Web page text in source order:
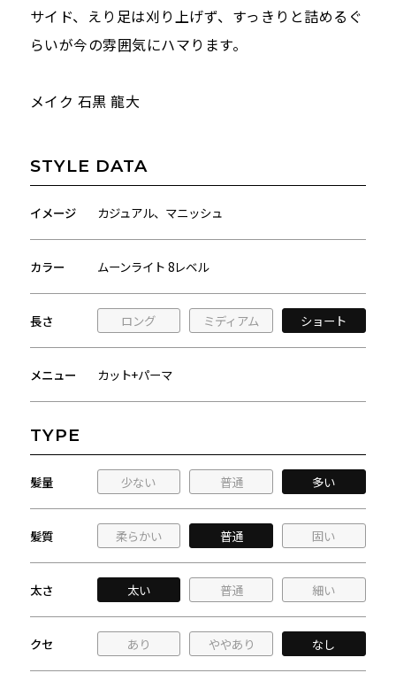
サイド、えり足は刈り上げず、すっきりと詰めるぐ
らいが今の雰囲気にハマります。
メイク 石黒 龍大
STYLE DATA
イメージ カジュアル、マニッシュ
カラー ムーンライト 8レベル
長さ ロング ミディアム ショート
メニュー カット+パーマ
TYPE
髪量 少ない 普通 多い
髪質 柔らかい 普通 固い
太さ 太い 普通 細い
クセ あり ややあり なし